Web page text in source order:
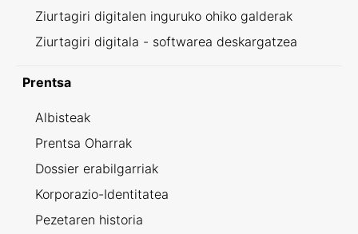
Ziurtagiri digitalen inguruko ohiko galderak
Ziurtagiri digitala - softwarea deskargatzea
Prentsa
Albisteak
Prentsa Oharrak
Dossier erabilgarriak
Korporazio-Identitatea
Pezetaren historia